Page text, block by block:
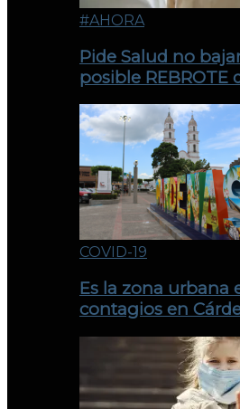
#AHORA
Pide Salud no
posible REBROTE
COVID-19
Es la zona urbana
contagios en